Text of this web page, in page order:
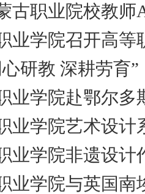
古职业院校教师
业学院召开高等
研教 深耕劳育”
业学院赴鄂尔多
业学院艺术设计
业学院非遗设计
业学院与英国南